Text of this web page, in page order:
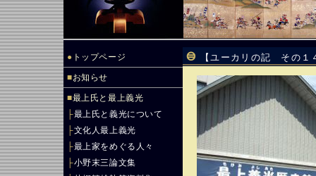
● トップページ
■お知らせ
■最上氏と最上義光
├最上氏と義光について
├文化人最上義光
├最上家をめぐる人々
├小野末三論文集
【ユーカリの記 その１